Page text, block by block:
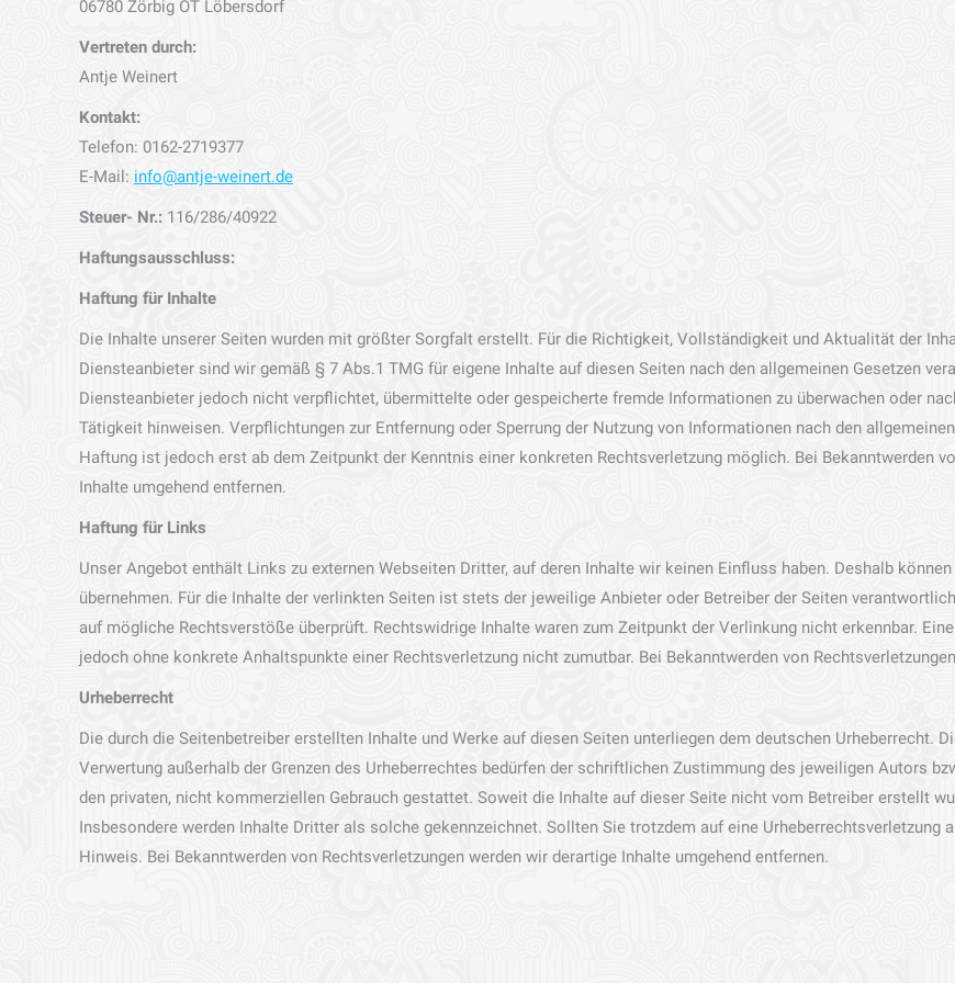
06780 Zörbig OT Löbersdorf
Vertreten durch:
Antje Weinert
Kontakt:
Telefon: 0162-2719377
E-Mail: info@antje-weinert.de
Steuer- Nr.: 116/286/40922
Haftungsausschluss:
Haftung für Inhalte
Die Inhalte unserer Seiten wurden mit größter Sorgfalt erstellt. Für die Richtigkeit, Vollständigkeit und Aktualität der
Diensteanbieter sind wir gemäß § 7 Abs.1 TMG für eigene Inhalte auf diesen Seiten nach den allgemeinen Gesetzen
Diensteanbieter jedoch nicht verpflichtet, übermittelte oder gespeicherte fremde Informationen zu überwachen oder
Tätigkeit hinweisen. Verpflichtungen zur Entfernung oder Sperrung der Nutzung von Informationen nach den
Haftung ist jedoch erst ab dem Zeitpunkt der Kenntnis einer konkreten Rechtsverletzung möglich. Bei Bekanntwerden
Inhalte umgehend entfernen.
Haftung für Links
Unser Angebot enthält Links zu externen Webseiten Dritter, auf deren Inhalte wir keinen Einfluss haben. Deshalb
übernehmen. Für die Inhalte der verlinkten Seiten ist stets der jeweilige Anbieter oder Betreiber der Seiten
auf mögliche Rechtsverstöße überprüft. Rechtswidrige Inhalte waren zum Zeitpunkt der Verlinkung nicht erkennbar.
jedoch ohne konkrete Anhaltspunkte einer Rechtsverletzung nicht zumutbar. Bei Bekanntwerden von
Urheberrecht
Die durch die Seitenbetreiber erstellten Inhalte und Werke auf diesen Seiten unterliegen dem deutschen Urheberrecht.
Verwertung außerhalb der Grenzen des Urheberrechtes bedürfen der schriftlichen Zustimmung des jeweiligen Autors
den privaten, nicht kommerziellen Gebrauch gestattet. Soweit die Inhalte auf dieser Seite nicht vom Betreiber erstellt
Insbesondere werden Inhalte Dritter als solche gekennzeichnet. Sollten Sie trotzdem auf eine Urheberrechtsverletzung
Hinweis. Bei Bekanntwerden von Rechtsverletzungen werden wir derartige Inhalte umgehend entfernen.